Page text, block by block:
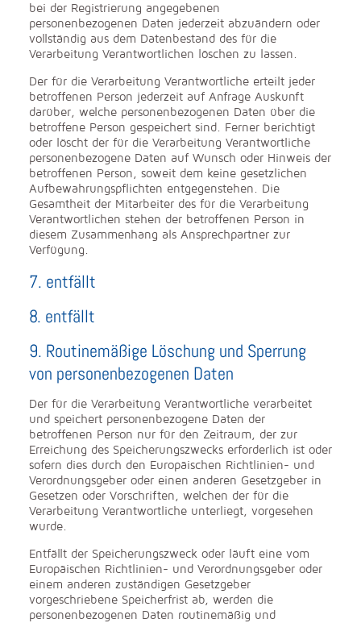
bei der Registrierung angegebenen
personenbezogenen Daten jederzeit abzuändern oder
vollständig aus dem Datenbestand des für die
Verarbeitung Verantwortlichen löschen zu lassen.
Der für die Verarbeitung Verantwortliche erteilt jeder
betroffenen Person jederzeit auf Anfrage Auskunft
darüber, welche personenbezogenen Daten über die
betroffene Person gespeichert sind. Ferner berichtigt
oder löscht der für die Verarbeitung Verantwortliche
personenbezogene Daten auf Wunsch oder Hinweis der
betroffenen Person, soweit dem keine gesetzlichen
Aufbewahrungspflichten entgegenstehen. Die
Gesamtheit der Mitarbeiter des für die Verarbeitung
Verantwortlichen stehen der betroffenen Person in
diesem Zusammenhang als Ansprechpartner zur
Verfügung.
7. entfällt
8. entfällt
9. Routinemäßige Löschung und Sperrung
von personenbezogenen Daten
Der für die Verarbeitung Verantwortliche verarbeitet
und speichert personenbezogene Daten der
betroffenen Person nur für den Zeitraum, der zur
Erreichung des Speicherungszwecks erforderlich ist oder
sofern dies durch den Europäischen Richtlinien- und
Verordnungsgeber oder einen anderen Gesetzgeber in
Gesetzen oder Vorschriften, welchen der für die
Verarbeitung Verantwortliche unterliegt, vorgesehen
wurde.
Entfällt der Speicherungszweck oder läuft eine vom
Europäischen Richtlinien- und Verordnungsgeber oder
einem anderen zuständigen Gesetzgeber
vorgeschriebene Speicherfrist ab, werden die
personenbezogenen Daten routinemäßig und